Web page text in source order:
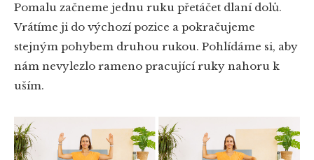
Pomalu začneme jednu ruku přetáčet dlaní dolů.
Vrátíme ji do výchozí pozice a pokračujeme
stejným pohybem druhou rukou. Pohlídáme si, aby
nám nevylezlo rameno pracující ruky nahoru k
uším.